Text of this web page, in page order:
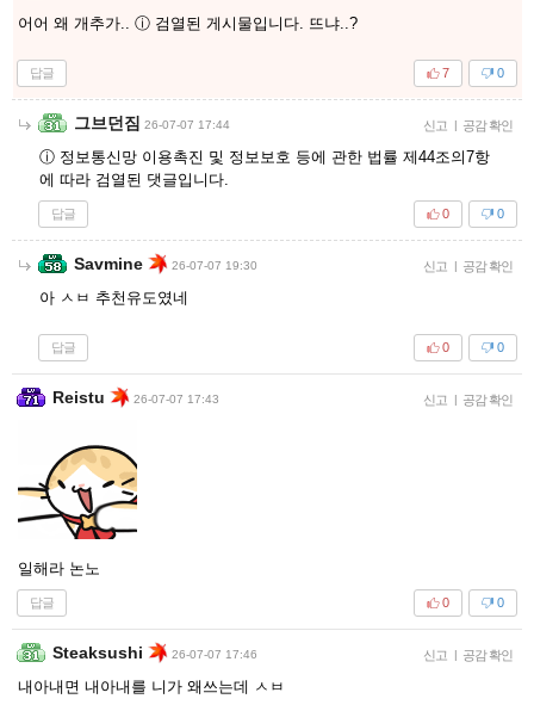
어어 왜 개추가.. ⓘ 검열된 게시물입니다. 뜨냐..?
답글 0
7
그브던짐 26-07-07 17:44 신고 | 공감 확인
ⓘ 정보통신망 이용촉진 및 정보보호 등에 관한 법률 제44조의7항
에 따라 검열된 댓글입니다.
답글 0
0
Savmine 26-07-07 19:30 신고 | 공감 확인
아 ㅅㅂ 추천유도였네
답글 0
0
Reistu 26-07-07 17:43 신고 | 공감 확인
일해라 논노
답글 0
0
Steaksushi 26-07-07 17:46 신고 | 공감 확인
내아내면 내아내를 니가 왜쓰는데 ㅅㅂ